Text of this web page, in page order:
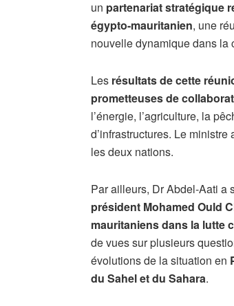
un partenariat stratégique
égypto-mauritanien, une
nouvelle dynamique dans la
Les résultats de cette
prometteuses de
l’énergie, l’agriculture, la
d’infrastructures. Le
les deux nations.
Par ailleurs, Dr Abdel-Aati a
président Mohamed Ould
mauritaniens dans la lutte
de vues sur plusieurs
évolutions de la situation en
du Sahel et du Sahara.